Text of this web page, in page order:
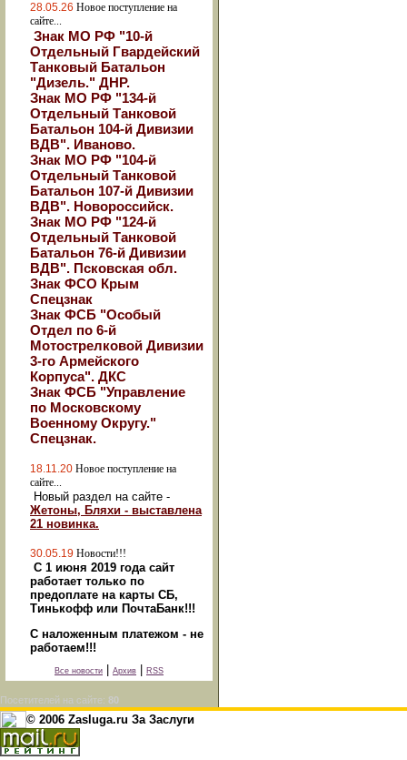
28.05.26 Новое поступление на
сайте...
Знак МО РФ "10-й
Отдельный Гвардейский
Танковый Батальон
"Дизель." ДНР.
Знак МО РФ "134-й
Отдельный Танковой
Батальон 104-й Дивизии
ВДВ". Иваново.
Знак МО РФ "104-й
Отдельный Танковой
Батальон 107-й Дивизии
ВДВ". Новороссийск.
Знак МО РФ "124-й
Отдельный Танковой
Батальон 76-й Дивизии
ВДВ". Псковская обл.
Знак ФСО Крым
Спецзнак
Знак ФСБ "Особый
Отдел по 6-й
Мотострелковой Дивизии
3-го Армейского
Корпуса". ДКС
Знак ФСБ "Управление
по Московскому
Военному Округу."
Спецзнак.
18.11.20 Новое поступление на
сайте...
Новый раздел на сайте -
Жетоны, Бляхи - выставлена
21 новинка.
30.05.19 Новости!!!
С 1 июня 2019 года сайт
работает только по
предоплате на карты СБ,
Тинькофф или ПочтаБанк!!!
С наложенным платежом - не
работаем!!!
Все новости Архив RSS
Посетителей на сайте: 80
© 2006 Zasluga.ru За Заслуги